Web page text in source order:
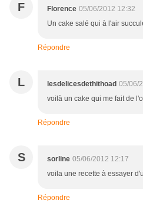
F Florence 05/06/2012 12:32
Un cake salé qui à l'air
Répondre
L lesdelicesdethithoad 05/06/
voilà un cake qui me fait de
Répondre
S sorline 05/06/2012 12:17
voila une recette à essayer
Répondre